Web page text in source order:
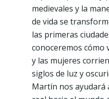
medievales y la
de vida se
las primeras
conoceremos cómo
y las mujeres
siglos de luz y
Martín nos ayudará